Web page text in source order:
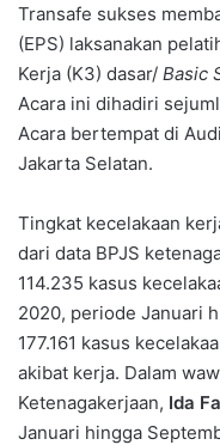
Transafe sukses
(EPS) laksanakan
Kerja (K3) dasar/ Basic
Acara ini dihadiri
Acara bertempat di
Jakarta Selatan.
Tingkat kecelakaan
dari data BPJS
114.235 kasus
2020, periode Januari
177.161 kasus
akibat kerja. Dalam
Ketenagakerjaan, Ida
Januari hingga